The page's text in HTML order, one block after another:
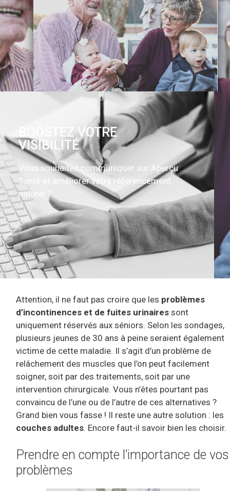
BOOSTEZ VOTRE
VISIBILITÉ
Vous souhaitez communiquer sur Aperçu
Santé et améliorer votre référencement
naturel ?
Attention, il ne faut pas croire que les problèmes
d’incontinences et de fuites urinaires sont
uniquement réservés aux séniors. Selon les sondages,
plusieurs jeunes de 30 ans à peine seraient également
victime de cette maladie. Il s’agit d’un problème de
relâchement des muscles que l’on peut facilement
soigner, soit par des traitements, soit par une
intervention chirurgicale. Vous n’êtes pourtant pas
convaincu de l’une ou de l’autre de ces alternatives ?
Grand bien vous fasse ! Il reste une autre solution : les
couches adultes. Encore faut-il savoir bien les choisir.
Prendre en compte l’importance de vos
problèmes